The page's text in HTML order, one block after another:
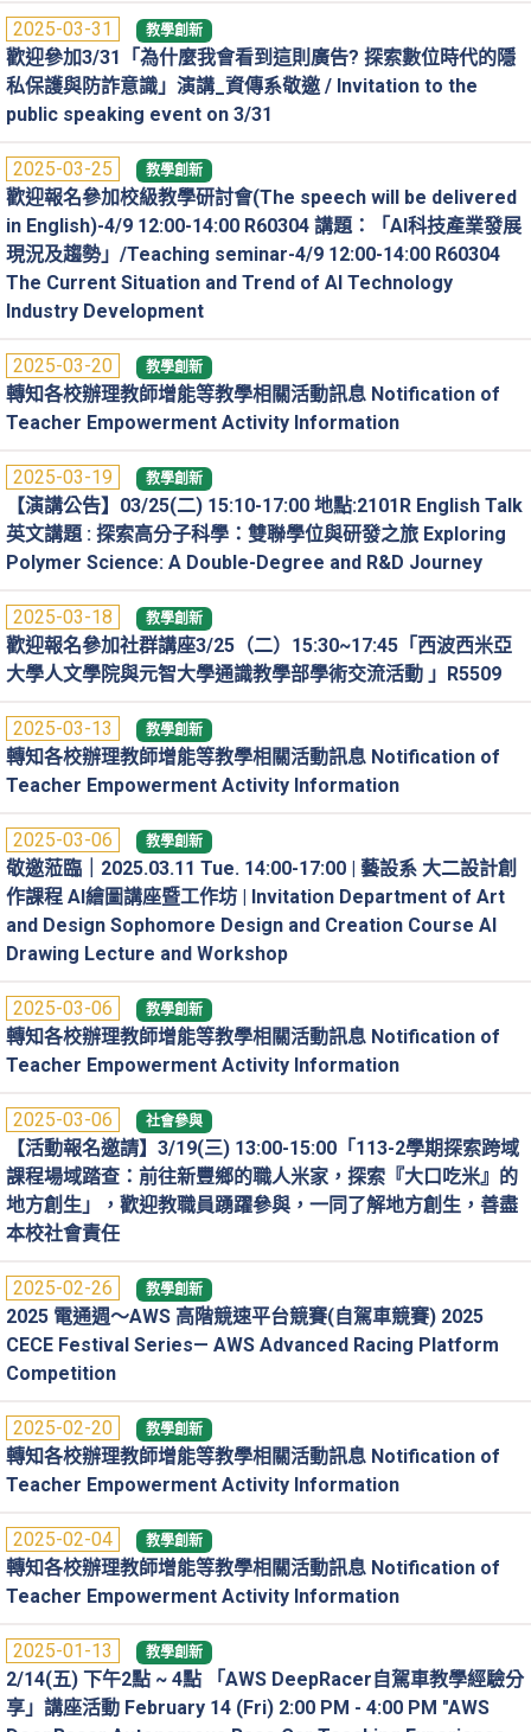
2025-03-31 教學創新
歡迎參加3/31「為什麼我會看到這則廣告? 探索數位時代的隱
私保護與防詐意識」演講_資傳系敬邀 / Invitation to the
public speaking event on 3/31
2025-03-25 教學創新
歡迎報名參加校級教學研討會(The speech will be delivered
in English)-4/9 12:00-14:00 R60304 講題：「AI科技產業發展
現況及趨勢」/Teaching seminar-4/9 12:00-14:00 R60304
The Current Situation and Trend of AI Technology
Industry Development
2025-03-20 教學創新
轉知各校辦理教師增能等教學相關活動訊息 Notification of
Teacher Empowerment Activity Information
2025-03-19 教學創新
【演講公告】03/25(二) 15:10-17:00 地點:2101R English Talk
英文講題 : 探索高分子科學：雙聯學位與研發之旅 Exploring
Polymer Science: A Double-Degree and R&D Journey
2025-03-18 教學創新
歡迎報名參加社群講座3/25（二）15:30~17:45「西波西米亞
大學人文學院與元智大學通識教學部學術交流活動 」R5509
2025-03-13 教學創新
轉知各校辦理教師增能等教學相關活動訊息 Notification of
Teacher Empowerment Activity Information
2025-03-06 教學創新
敬邀蒞臨｜2025.03.11 Tue. 14:00-17:00 | 藝設系 大二設計創
作課程 AI繪圖講座暨工作坊 | Invitation Department of Art
and Design Sophomore Design and Creation Course AI
Drawing Lecture and Workshop
2025-03-06 教學創新
轉知各校辦理教師增能等教學相關活動訊息 Notification of
Teacher Empowerment Activity Information
2025-03-06 社會參與
【活動報名邀請】3/19(三) 13:00-15:00「113-2學期探索跨域
課程場域踏查：前往新豐鄉的職人米家，探索『大口吃米』的
地方創生」，歡迎教職員踴躍參與，一同了解地方創生，善盡
本校社會責任
2025-02-26 教學創新
2025 電通週～AWS 高階競速平台競賽(自駕車競賽) 2025
CECE Festival Series— AWS Advanced Racing Platform
Competition
2025-02-20 教學創新
轉知各校辦理教師增能等教學相關活動訊息 Notification of
Teacher Empowerment Activity Information
2025-02-04 教學創新
轉知各校辦理教師增能等教學相關活動訊息 Notification of
Teacher Empowerment Activity Information
2025-01-13 教學創新
2/14(五) 下午2點 ~ 4點 「AWS DeepRacer自駕車教學經驗分
享」講座活動 February 14 (Fri) 2:00 PM - 4:00 PM "AWS